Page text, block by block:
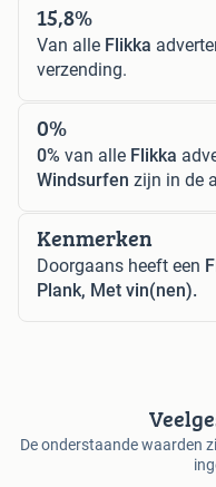
15,8%
Van alle Flikka
verzending.
0%
0% van alle Flikka
Windsurfen zijn in de
Kenmerken
Doorgaans heeft een
Plank, Met vin(nen).
De onderstaande waarden